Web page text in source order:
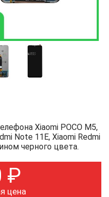
Xiaomi POCO M5,
Note 11E, Xiaomi Redmi
черного цвета.
₽
цена